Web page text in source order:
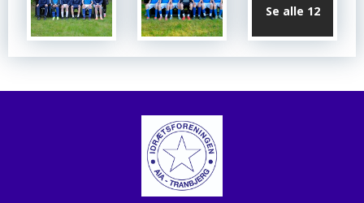
Se alle 12